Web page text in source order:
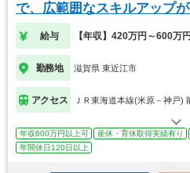
で、広範囲なスキルアップが
給与 【年収】420万円～600万
勤務地 滋賀県 東近江市
アクセス ＪＲ東海道本線(米原－神戸)
年収600万円以上可 産休・育休取得実績有り
年間休日120日以上